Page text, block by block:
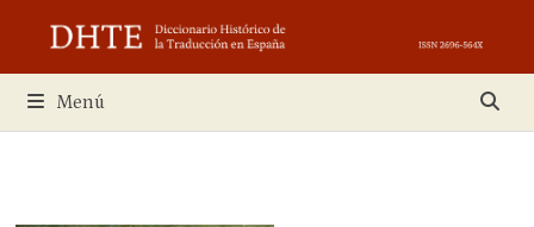
contenido
Menú